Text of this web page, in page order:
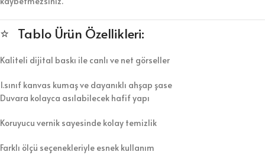
⭐ Tablo Ürün Özellikleri:
Kaliteli dijital baskı ile canlı ve net görseller
1.sınıf kanvas kumaş ve dayanıklı ahşap şase
Duvara kolayca asılabilecek hafif yapı
Koruyucu vernik sayesinde kolay temizlik
Farklı ölçü seçenekleriyle esnek kullanım